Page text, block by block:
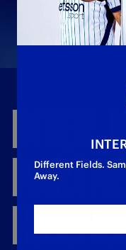
INTER,
Different Fields.
Away.